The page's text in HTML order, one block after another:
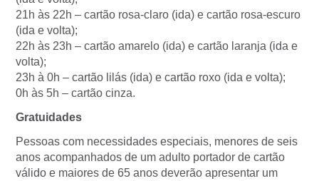
21h às 22h – cartão rosa-claro (ida) e cartão rosa-escuro
(ida e volta);
22h às 23h – cartão amarelo (ida) e cartão laranja (ida e
volta);
23h à 0h – cartão lilás (ida) e cartão roxo (ida e volta);
0h às 5h – cartão cinza.
Gratuidades
Pessoas com necessidades especiais, menores de seis
anos acompanhados de um adulto portador de cartão
válido e maiores de 65 anos deverão apresentar um